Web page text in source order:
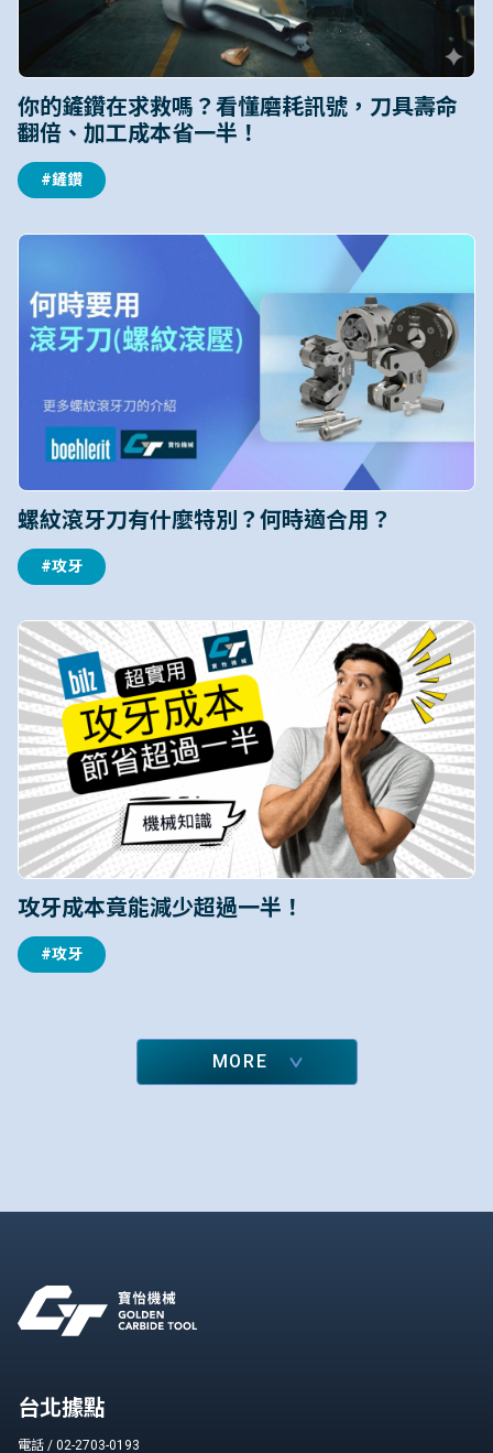
你的鏟鑽在求救嗎？看懂磨耗訊號，刀具壽命
翻倍、加工成本省一半！
#鏟鑽
螺紋滾牙刀有什麼特別？何時適合用？
#攻牙
攻牙成本竟能減少超過一半！
#攻牙
MORE
台北據點
電話 / 02-2703-0193